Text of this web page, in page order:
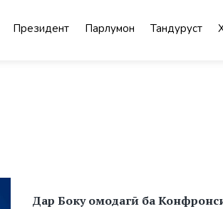
Президент Парлумон Тандурустӣ
Дар Боку омодагӣ ба